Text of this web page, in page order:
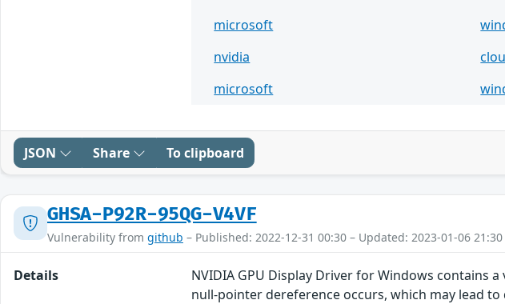
microsoft
nvidia
microsoft
JSON Share To clipboard
GHSA-P92R-95QG-V4VF
Vulnerability from github – Published: 2022-12-31 00:30 – Updated: 2023-01-06 21:30
Details
NVIDIA GPU Display Driver for Windows contains
null-pointer dereference occurs, which may lead to